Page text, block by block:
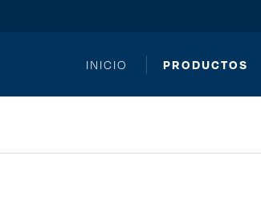
INICIO PRODUCTOS